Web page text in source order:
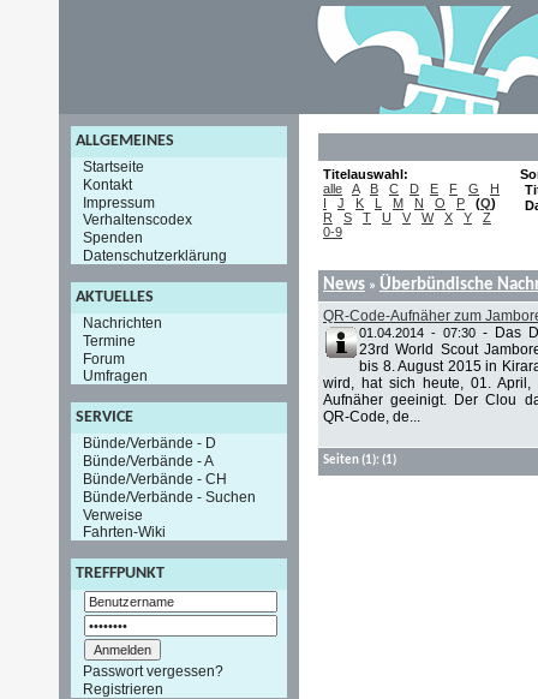
ALLGEMEINES
Startseite
Kontakt
Impressum
Verhaltenscodex
Spenden
Datenschutzerklärung
AKTUELLES
Nachrichten
Termine
Forum
Umfragen
SERVICE
Bünde/Verbände - D
Bünde/Verbände - A
Bünde/Verbände - CH
Bünde/Verbände - Suchen
Verweise
Fahrten-Wiki
TREFFPUNKT
Passwort vergessen?
Registrieren
Titelauswahl:
alle
A B C D E F G
H
I
J K L M N O P (Q)
R
S T U V W X Y
Z
0-9
News » Überbündische
QR-Code-Aufnäher zum
01.04.2014 - 07:30 - Das
23rd World Scout
bis 8. August 2015 in
wird, hat sich heute, 01. April,
Aufnäher geeinigt. Der Clou
QR-Code, de...
Seiten(1): (1)